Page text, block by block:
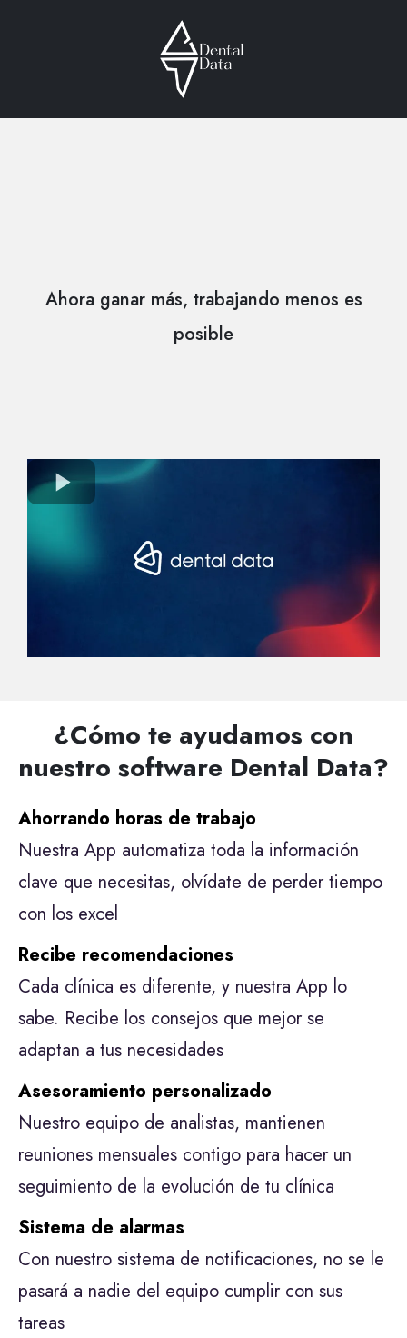
Ahora ganar más, trabajando menos es
posible
¿Cómo te ayudamos con
nuestro software Dental Data?
Ahorrando horas de trabajo
Nuestra App automatiza toda la información
clave que necesitas, olvídate de perder tiempo
con los excel
Recibe recomendaciones
Cada clínica es diferente, y nuestra App lo
sabe. Recibe los consejos que mejor se
adaptan a tus necesidades
Asesoramiento personalizado
Nuestro equipo de analistas, mantienen
reuniones mensuales contigo para hacer un
seguimiento de la evolución de tu clínica
Sistema de alarmas
Con nuestro sistema de notificaciones, no se le
pasará a nadie del equipo cumplir con sus
tareas